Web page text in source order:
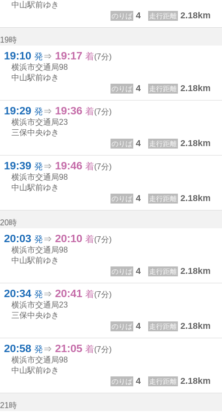
中山駅前ゆき
のりば 4 走行距離 2.18km
19時
19:10 19じ 10ふん
発⇒ 19:17 着(7分)
横浜市交通局98
中山駅前ゆき
のりば 4 走行距離 2.18km
19:29 19じ 29ふん
発⇒ 19:36 着(7分)
横浜市交通局23
三保中央ゆき
のりば 4 走行距離 2.18km
19:39 19じ 39ふん
発⇒ 19:46 着(7分)
横浜市交通局98
中山駅前ゆき
のりば 4 走行距離 2.18km
20時
20:03 20じ 3ふん
発⇒ 20:10 着(7分)
横浜市交通局98
中山駅前ゆき
のりば 4 走行距離 2.18km
20:34 20じ 34ふん
発⇒ 20:41 着(7分)
横浜市交通局23
三保中央ゆき
のりば 4 走行距離 2.18km
20:58 20じ 58ふん
発⇒ 21:05 着(7分)
横浜市交通局98
中山駅前ゆき
のりば 4 走行距離 2.18km
21時